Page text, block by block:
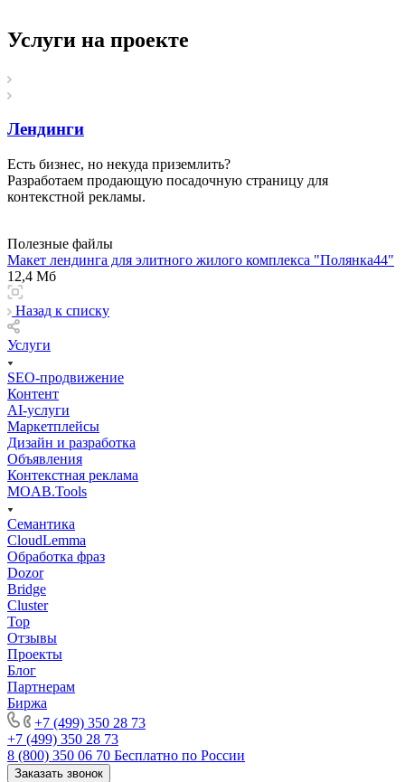
Услуги на проекте
Лендинги
Есть бизнес, но некуда приземлить?
Разработаем продающую посадочную страницу для
контекстной рекламы.
Полезные файлы
Макет лендинга для элитного жилого комплекса "Полянка44"
12,4 Мб
Назад к списку
Услуги
SEO-продвижение
Контент
AI-услуги
Маркетплейсы
Дизайн и разработка
Объявления
Контекстная реклама
MOAB.Tools
Семантика
CloudLemma
Обработка фраз
Dozor
Bridge
Cluster
Top
Отзывы
Проекты
Блог
Партнерам
Биржа
+7 (499) 350 28 73
+7 (499) 350 28 73
8 (800) 350 06 70 Бесплатно по России
Заказать звонок